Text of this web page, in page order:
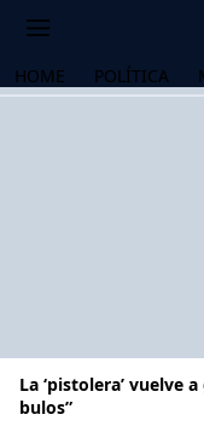
HOME POLÍTICA
La ‘pistolera’ vuelve
bulos”